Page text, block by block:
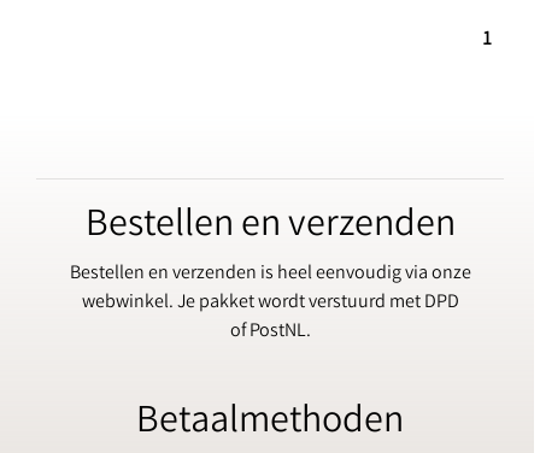
1
Bestellen en verzenden
Bestellen en verzenden is heel eenvoudig via onze
webwinkel. Je pakket wordt verstuurd met DPD
of PostNL.
Betaalmethoden